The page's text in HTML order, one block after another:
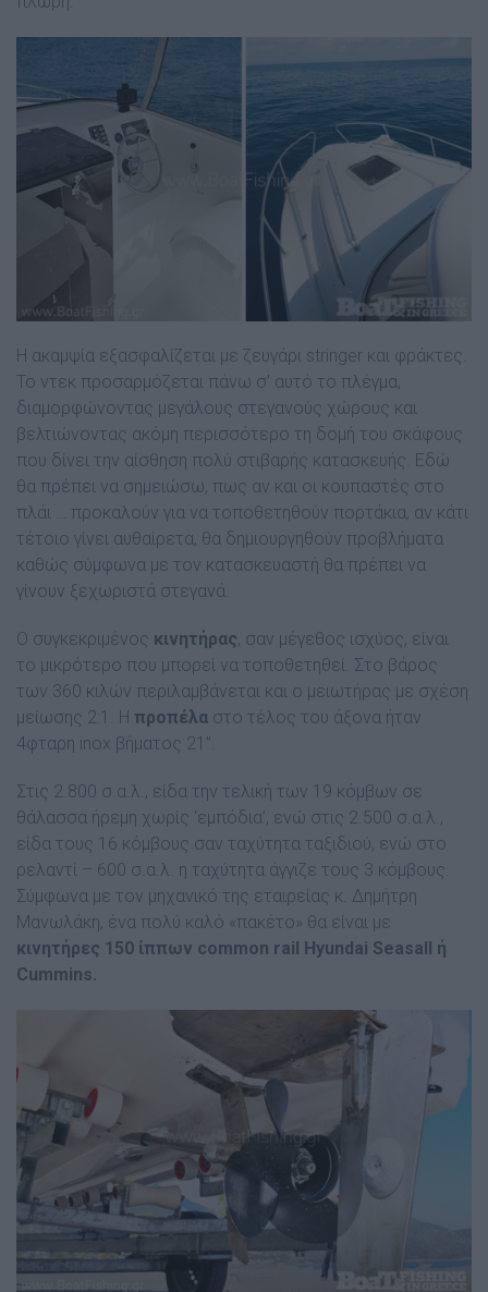
Η ακαµψία εξασφαλίζεται µε ζευγάρι stringer και φράκτες.
Το ντεκ προσαρµόζεται πάνω σ’ αυτό το πλέγµα,
διαµορφώνοντας µεγάλους στεγανούς χώρους και
βελτιώνοντας ακόµη περισσότερο τη δοµή του σκάφους
που δίνει την αίσθηση πολύ στιβαρής κατασκευής. Εδώ
θα πρέπει να σηµειώσω, πως αν και οι κουπαστές στο
πλάι … προκαλούν για να τοποθετηθούν πορτάκια, αν κάτι
τέτοιο γίνει αυθαίρετα, θα δηµιουργηθούν προβλήµατα
καθώς σύµφωνα µε τον κατασκευαστή θα πρέπει να
γίνουν ξεχωριστά στεγανά.
Ο συγκεκριµένος κινητήρας, σαν µέγεθος ισχύος, είναι
το µικρότερο που µπορεί να τοποθετηθεί. Στο βάρος
των 360 κιλών περιλαµβάνεται και ο µειωτήρας µε σχέση
µείωσης 2:1. Η προπέλα στο τέλος του άξονα ήταν
4φταρη inox βήµατος 21’’.
Στις 2.800 σ.α.λ., είδα την τελική των 19 κόµβων σε
θάλασσα ήρεµη χωρίς ‘εµπόδια’, ενώ στις 2.500 σ.α.λ.,
είδα τους 16 κόµβους σαν ταχύτητα ταξιδιού, ενώ στο
ρελαντί – 600 σ.α.λ. η ταχύτητα άγγιζε τους 3 κόµβους.
Σύµφωνα µε τον µηχανικό της εταιρείας κ. ∆ηµήτρη
Μανωλάκη, ένα πολύ καλό «πακέτο» θα είναι µε
κινητήρες 150 ίππων common rail Hyundai Seasall ή
Cummins.